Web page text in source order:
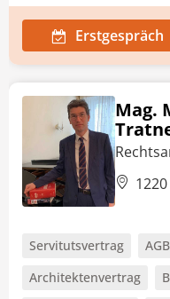
Erstgespräch
Mag.
Servitutsvertrag AGB
Architektenvertrag